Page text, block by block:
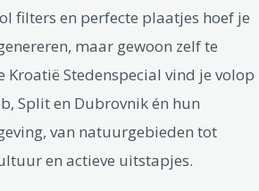
filters en perfecte plaatjes hoef je
maar gewoon zelf te
Kroatië Stedenspecial vind je volop
Split en Dubrovnik én hun
van natuurgebieden tot
en actieve uitstapjes.